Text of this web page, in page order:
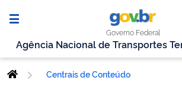
Governo Federal
Agência Nacional de Transportes
Centrais de Conteúdo